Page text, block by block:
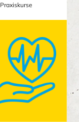
Praxiskurse